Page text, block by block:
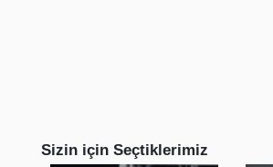
Sizin için Seçtiklerimiz